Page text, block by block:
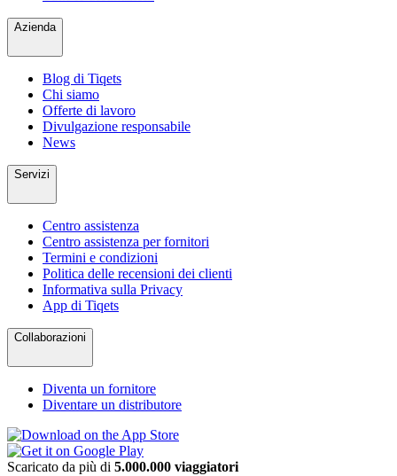
Azienda
Blog di Tiqets
Chi siamo
Offerte di lavoro
Divulgazione responsabile
News
Servizi
Centro assistenza
Centro assistenza per fornitori
Termini e condizioni
Politica delle recensioni dei clienti
Informativa sulla Privacy
App di Tiqets
Collaborazioni
Diventa un fornitore
Diventare un distributore
Scaricato da più di 5.000.000 viaggiatori